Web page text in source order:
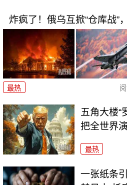
炸疯了！俄乌互掀“仓库战”
最热
五角大楼“
把全世界
最热
一张纸条